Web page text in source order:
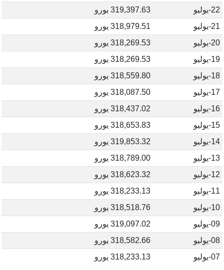
22-يوليو
319,397.63 يورو
21-يوليو
318,979.51 يورو
20-يوليو
318,269.53 يورو
19-يوليو
318,269.53 يورو
18-يوليو
318,559.80 يورو
17-يوليو
318,087.50 يورو
16-يوليو
318,437.02 يورو
15-يوليو
318,653.83 يورو
14-يوليو
319,853.32 يورو
13-يوليو
318,789.00 يورو
12-يوليو
318,623.32 يورو
11-يوليو
318,233.13 يورو
10-يوليو
318,518.76 يورو
09-يوليو
319,097.02 يورو
08-يوليو
318,582.66 يورو
07-يوليو
318,233.13 يورو